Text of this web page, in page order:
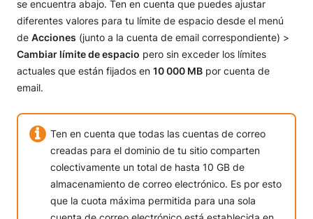
se encuentra abajo. Ten en cuenta que puedes ajustar
diferentes valores para tu límite de espacio desde el menú
de Acciones (junto a la cuenta de email correspondiente) >
Cambiar límite de espacio pero sin exceder los límites
actuales que están fijados en 10 000 MB por cuenta de
email.
Ten en cuenta que todas las cuentas de correo
creadas para el dominio de tu sitio comparten
colectivamente un total de hasta 10 GB de
almacenamiento de correo electrónico. Es por esto
que la cuota máxima permitida para una sola